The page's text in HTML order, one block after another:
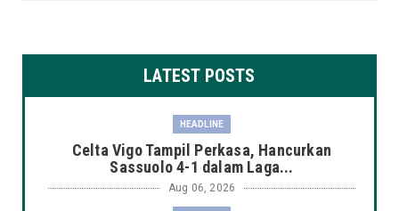
LATEST POSTS
HEADLINE
Celta Vigo Tampil Perkasa, Hancurkan
Sassuolo 4-1 dalam Laga...
Aug 06, 2026